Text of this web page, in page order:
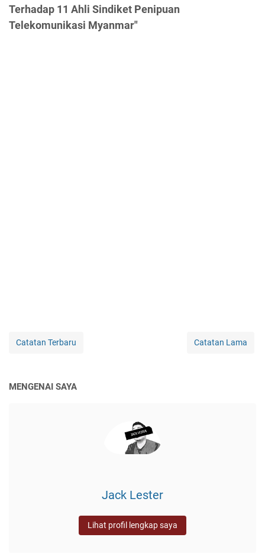
Terhadap 11 Ahli Sindiket Penipuan
Telekomunikasi Myanmar"
Catatan Terbaru Catatan Lama
MENGENAI SAYA
Jack Lester
Lihat profil lengkap saya